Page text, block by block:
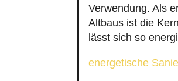
Verwendung. Als
Altbaus ist die
lässt sich so
energetische